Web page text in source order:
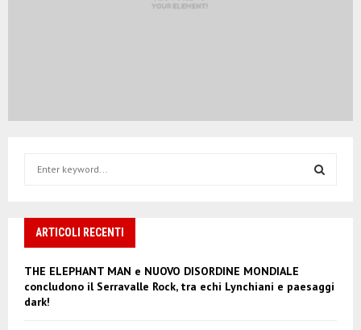
h
o
r
ARTICOLI RECENTI
THE ELEPHANT MAN e NUOVO DISORDINE MONDIALE
concludono il Serravalle Rock, tra echi Lynchiani e paesaggi
dark!